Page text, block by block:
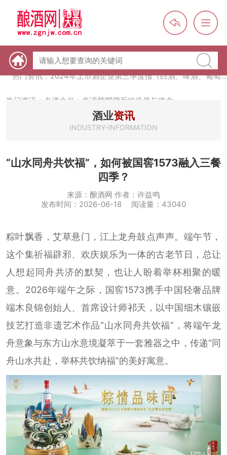
热门资讯：未来，传统酒类经销商群体会消失吗？
热门资讯：首批28个酒品牌入选中国消费名品，不仅仅是荣誉那
么简单
热门资讯：2024年上市酒企业第三季度报（白酒、啤酒、葡萄
酒业资讯
INDUSTRY-INFORMATION
“山水同舟共饮福”，如何被国窖1573融入三餐
四季？
来源：酿酒网 作者：许益鸣
发布时间：2026-06-18 阅读量：43040
粽叶飘香，艾草悬门，江上龙舟鼓点声声。端午节，
这个集祈福辟邪、欢庆娱乐为一体的古老节日，总让
人想起同舟共济的默契，也让人盼着举杯相聚的暖
意。2026年端午之际，国窖1573携手中国轻奢品牌
端木良锦创始人、首席设计师祁天，以中国细木镶嵌
技艺打造非遗艺术作品“山水同舟共饮福”，将端午龙
舟意象与东方山水意境凝萃于一套雅器之中，传递“同
舟山水共赴，举杯共饮纳福”的美好寓意。